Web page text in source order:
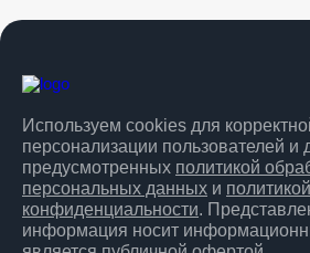
Используем cookies для
персонализации пользователей и
предусмотренных политикой
персональных данных и политикой
конфиденциальности.
информация носит